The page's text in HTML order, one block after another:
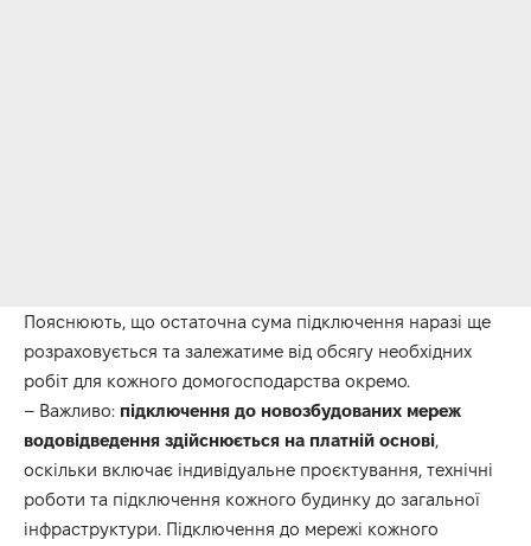
Пояснюють, що остаточна сума підключення наразі ще
розраховується та залежатиме від обсягу необхідних
робіт для кожного домогосподарства окремо.
– Важливо: підключення до новозбудованих мереж
водовідведення здійснюється на платній основі,
оскільки включає індивідуальне проєктування, технічні
роботи та підключення кожного будинку до загальної
інфраструктури. Підключення до мережі кожного